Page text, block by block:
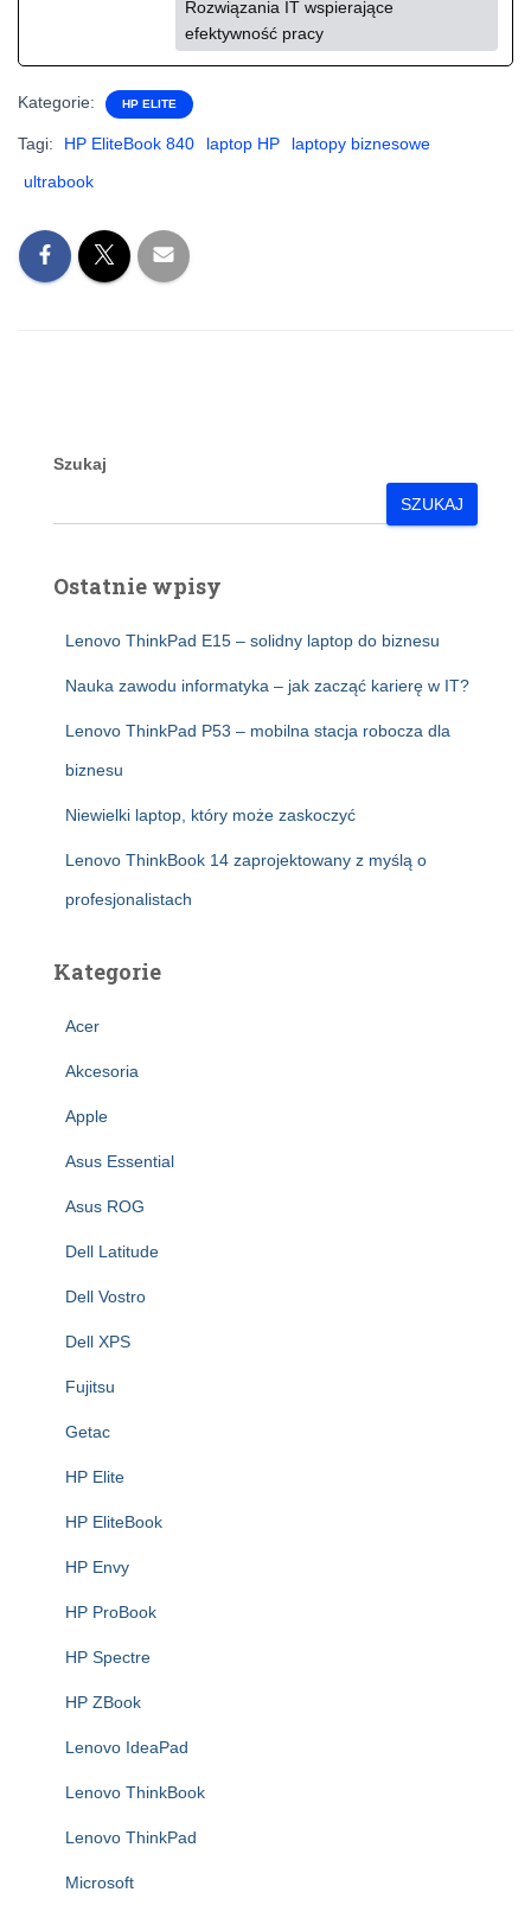
Rozwiązania IT wspierające
efektywność pracy
Kategorie: HP ELITE
Tagi: HP EliteBook 840 laptop HP
laptopy biznesowe
ultrabook
Szukaj
SZUKAJ
Ostatnie wpisy
Lenovo ThinkPad E15 – solidny laptop do biznesu
Nauka zawodu informatyka – jak zacząć karierę w IT?
Lenovo ThinkPad P53 – mobilna stacja robocza dla
biznesu
Niewielki laptop, który może zaskoczyć
Lenovo ThinkBook 14 zaprojektowany z myślą o
profesjonalistach
Kategorie
Acer
Akcesoria
Apple
Asus Essential
Asus ROG
Dell Latitude
Dell Vostro
Dell XPS
Fujitsu
Getac
HP Elite
HP EliteBook
HP Envy
HP ProBook
HP Spectre
HP ZBook
Lenovo IdeaPad
Lenovo ThinkBook
Lenovo ThinkPad
Microsoft